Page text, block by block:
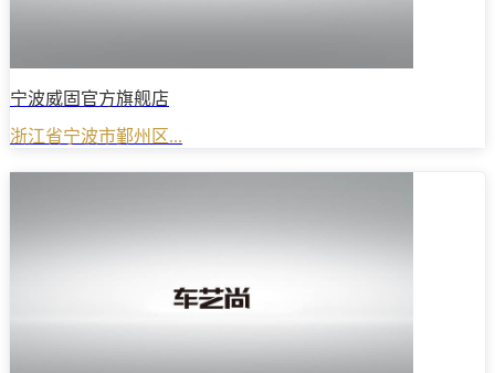
宁波威固官方旗舰店
浙江省宁波市鄞州区...